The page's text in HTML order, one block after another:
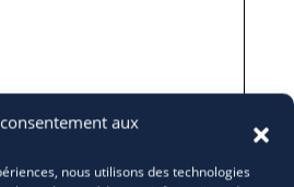
aux
nous utilisons des technologies